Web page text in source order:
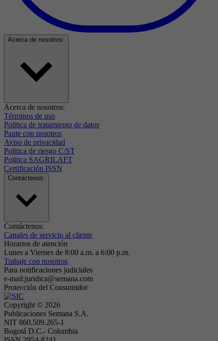
Acerca de nosotros:
Acerca de nosotros:
Términos de uso
Politica de tratamiento de datos
Paute con nosotros
Aviso de privacidad
Politica de riesgo C/ST
Politica SAGRILAFT
Certificación ISSN
Contáctenos:
Contáctenos:
Canales de servicio al cliente
Horarios de atención
Lunes a Viernes de 8:00 a.m. a 6:00 p.m.
Trabaje con nosotros
Para notificaciones judiciales
e-mail:juridica@semana.com
Protección del Consumidor
Copyright © 2026
Publicaciones Semana S.A.
NIT 860.509.265-1
Bogotá D.C.- Colombia